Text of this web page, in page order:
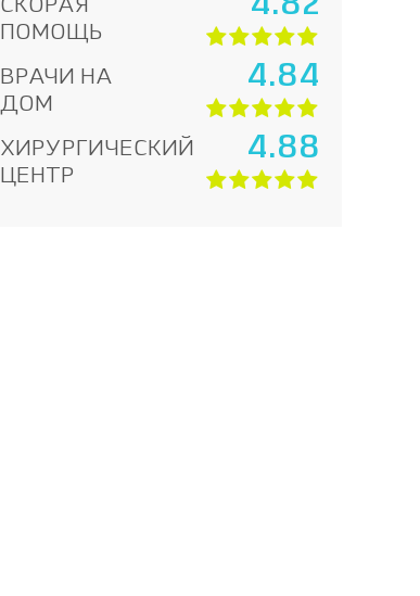
СКОРАЯ
ПОМОЩЬ
ВРАЧИ НА
ДОМ
4.84
ХИРУРГИЧЕСКИЙ
ЦЕНТР
4.88